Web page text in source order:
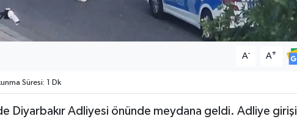
A- A+
Süresi: 1 Dk
Diyarbakır Adliyesi önünde meydana geldi. Adliye girişi